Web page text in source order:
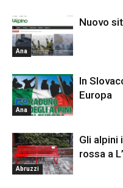
Ana
Nuovo
Ana
In
Europa
Abruzzi
Gli alpini
rossa a